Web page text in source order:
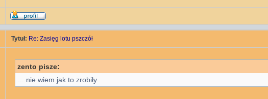
Tytuł: Re: Zasięg lotu pszczół
zento pisze:
... nie wiem jak to zrobiły